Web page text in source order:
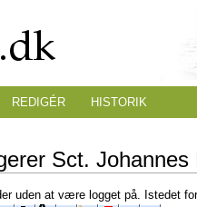
Sct.
uden at være logget på. Istedet
REDIGÉR HISTORIK